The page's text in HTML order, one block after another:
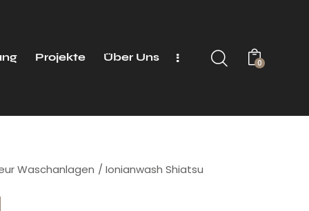
Projekte Über Uns 0
Waschanlagen Ionianwash Shiatsu